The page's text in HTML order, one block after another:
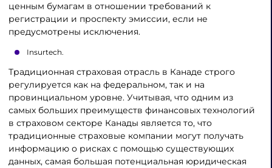
ценным бумагам в отношении требований к
регистрации и проспекту эмиссии, если не
предусмотрены исключения.
Insurtech.
Традиционная страховая отрасль в Канаде строго
регулируется как на федеральном, так и на
провинциальном уровне. Учитывая, что одним из
самых больших преимуществ финансовых технологий
в страховом секторе Канады является то, что
традиционные страховые компании могут получать
информацию о рисках с помощью существующих
данных, самая большая потенциальная юридическая